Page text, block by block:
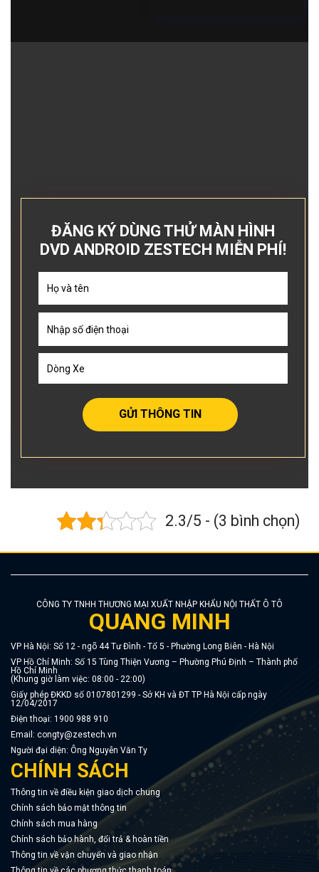
ĐĂNG KÝ DÙNG THỬ MÀN HÌNH
DVD ANDROID ZESTECH MIỄN PHÍ!
GỬI THÔNG TIN
2.3/5 - (3 bình chọn)
CÔNG TY TNHH THƯƠNG MẠI XUẤT NHẬP KHẨU NỘI THẤT Ô TÔ
QUANG MINH
VP Hà Nội: Số 12 - ngõ 44 Tư Đình - Tổ 5 - Phường Long Biên - Hà Nội
VP Hồ Chí Minh: Số 15 Tùng Thiện Vương – Phường Phú Định – Thành phố
Hồ Chí Minh
(Khung giờ làm việc: 08:00 - 22:00)
Giấy phép ĐKKD số 0107801299 - Sở KH và ĐT TP Hà Nội cấp ngày
12/04/2017
Điện thoại: 1900 988 910
Email: congty@zestech.vn
Người đại diện: Ông Nguyễn Văn Ty
CHÍNH SÁCH
Thông tin về điều kiện giao dịch chung
Chính sách bảo mật thông tin
Chính sách mua hàng
Chính sách bảo hành, đổi trả & hoàn tiền
Thông tin về vận chuyển và giao nhận